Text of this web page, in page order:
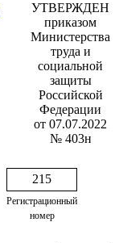
УТВЕРЖДЕН
приказом
Министерства
труда и
социальной
защиты
Российской
Федерации
от 07.07.2022
№ 403н
215
Регистрационный
номер